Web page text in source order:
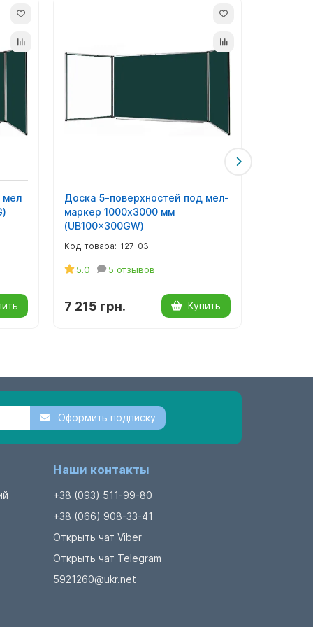
мел
Доска 5-поверхностей под мел-
маркер 1000х3000 мм
(UB100x300GW)
127-03
5.0 5 отзывов
7 215 грн. Купить
Оформить подписку
Наши контакты
+38 (093) 511-99-80
+38 (066) 908-33-41
Открыть чат Viber
Открыть чат Telegram
5921260@ukr.net